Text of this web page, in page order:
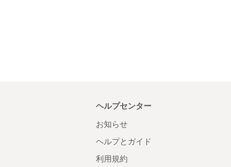
ヘルプセンター
お知らせ
ヘルプとガイド
利用規約